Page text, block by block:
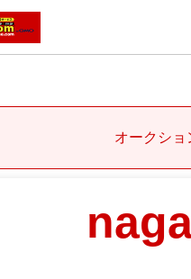
オークショ